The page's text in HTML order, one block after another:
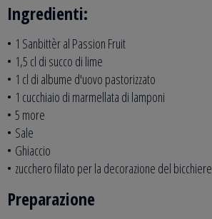
Ingredienti:
• 1 Sanbittèr al Passion Fruit
• 1,5 cl di succo di lime
• 1 cl di albume d'uovo pastorizzato
• 1 cucchiaio di marmellata di lamponi
• 5 more
• Sale
• Ghiaccio
• zucchero filato per la decorazione del bicchiere
Preparazione